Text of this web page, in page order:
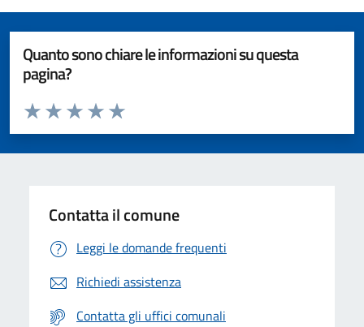
Quanto sono chiare le informazioni su questa
pagina?
Valuta da 1 a 5 stelle la pagina
Valuta 5 stelle su 5
Valuta 4 stelle su 5
Valuta 3 stelle su 5
Valuta 2 stelle su 5
Valuta 1 stelle su 5
Contatta il comune
Leggi le domande frequenti
Richiedi assistenza
Contatta gli uffici comunali